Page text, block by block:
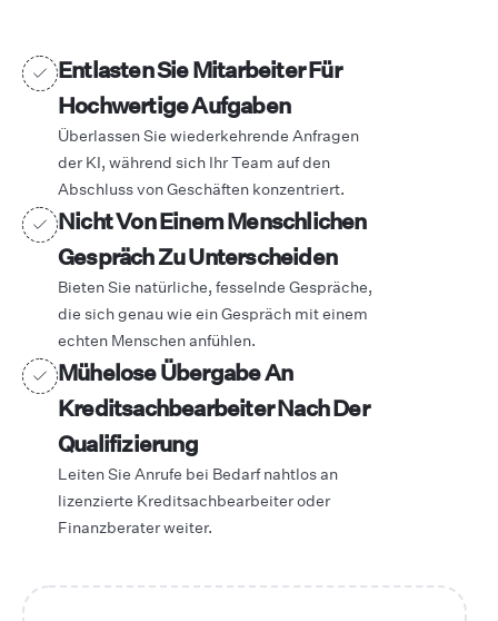
Entlasten Sie Mitarbeiter Für
Hochwertige Aufgaben
Überlassen Sie wiederkehrende Anfragen
der KI, während sich Ihr Team auf den
Abschluss von Geschäften konzentriert.
Nicht Von Einem Menschlichen
Gespräch Zu Unterscheiden
Bieten Sie natürliche, fesselnde Gespräche,
die sich genau wie ein Gespräch mit einem
echten Menschen anfühlen.
Mühelose Übergabe An
Kreditsachbearbeiter Nach Der
Qualifizierung
Leiten Sie Anrufe bei Bedarf nahtlos an
lizenzierte Kreditsachbearbeiter oder
Finanzberater weiter.